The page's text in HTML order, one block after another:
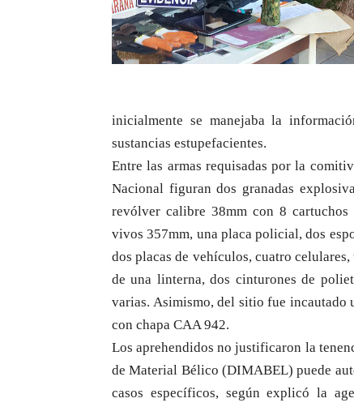
inicialmente se manejaba la
sustancias estupefacientes.
Entre las armas requisadas por la
Nacional figuran dos granadas
revólver calibre 38mm con 8
vivos 357mm, una placa policial, dos
dos placas de vehículos, cuatro
de una linterna, dos cinturones de
varias. Asimismo, del sitio fue
con chapa CAA 942.
Los aprehendidos no justificaron la
de Material Bélico (DIMABEL) puede
casos específicos, según explicó la